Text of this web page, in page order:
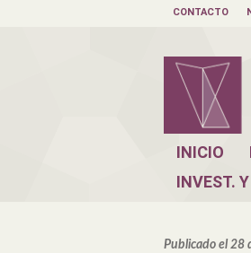
CONTACTO
INICIO
INVEST.
Publicado el 28